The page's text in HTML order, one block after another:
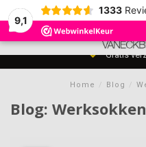
9,1
1333
MENU
Gratis
Home / Blog /
Blog: